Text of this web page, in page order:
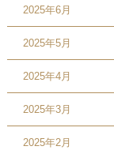
2025年6月
2025年5月
2025年4月
2025年3月
2025年2月